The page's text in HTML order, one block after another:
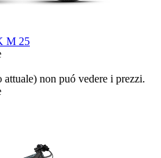
M 25
non puó vedere i prezzi.